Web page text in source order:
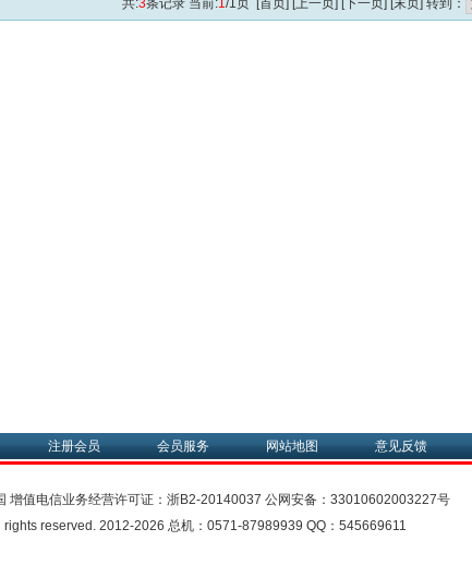
共:3条记录 当前:1/1页 [首页] [上一页] [下一页] [末页] 转到：
注册会员 会员服务 网站地图 意见反馈
增值电信业务经营许可证： 浙B2-20140037 公网安备： 33010602003227号
rights reserved. 2012-2026 总机：0571-87989939 QQ：545669611